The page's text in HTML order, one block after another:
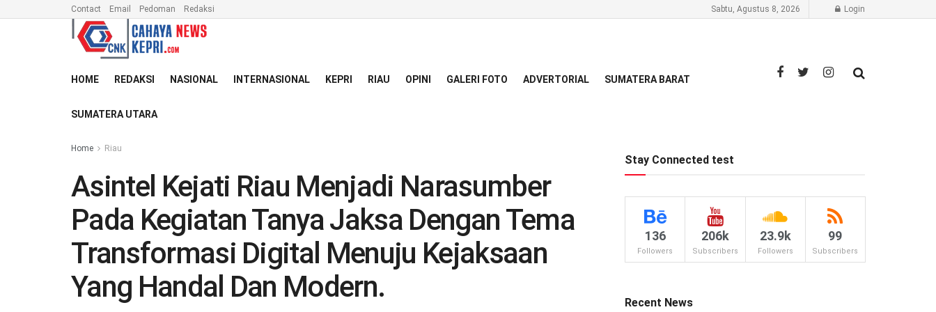
Contact Email Pedoman Redaksi Sabtu, Agustus 8, 2026 Login
HOME REDAKSI NASIONAL INTERNASIONAL KEPRI RIAU OPINI GALERI FOTO ADVERTORIAL SUMATERA BARAT
SUMATERA UTARA
Home Riau
Asintel Kejati Riau Menjadi Narasumber
Pada Kegiatan Tanya Jaksa Dengan Tema
Transformasi Digital Menuju Kejaksaan
Yang Handal Dan Modern.
Stay Connected test
136
Followers
206k
Subscribers
23.9k
Followers
99
Subscribers
Recent News